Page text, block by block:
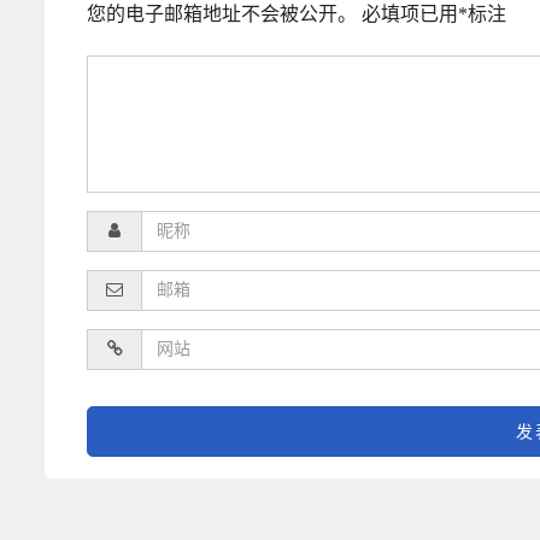
您的电子邮箱地址不会被公开。 必填项已用 *标注